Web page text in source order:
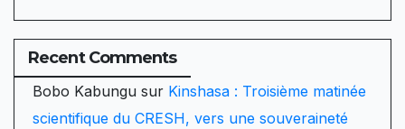
Recent Comments
Bobo Kabungu sur Kinshasa : Troisième matinée
scientifique du CRESH, vers une souveraineté